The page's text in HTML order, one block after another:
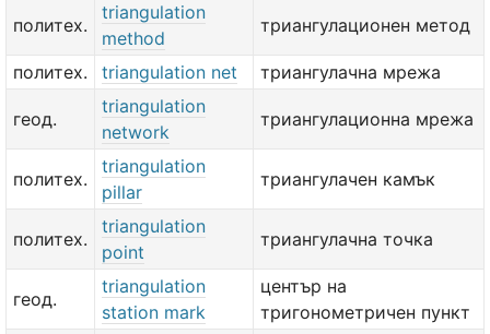
политех.
triangulation
method
триангулационен метод
политех. triangulation net триангулачна мрежа
геод.
triangulation
network
триангулационна мрежа
политех.
triangulation
pillar
триангулачен камък
политех.
triangulation
point
триангулачна точка
геод.
triangulation
station mark
център на
тригонометричен пункт